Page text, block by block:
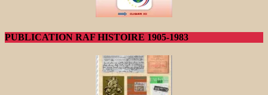
PUBLICATION RAF HISTOIRE 1905-1983